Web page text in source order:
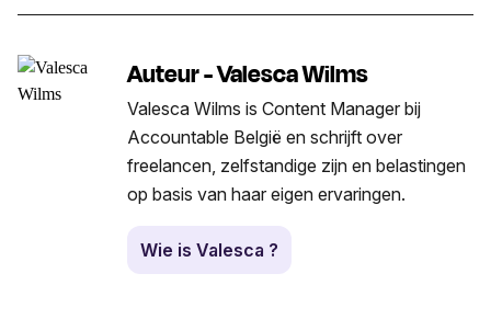
Auteur - Valesca Wilms
Valesca Wilms is Content Manager bij
Accountable België en schrijft over
freelancen, zelfstandige zijn en belastingen
op basis van haar eigen ervaringen.
Wie is Valesca ?